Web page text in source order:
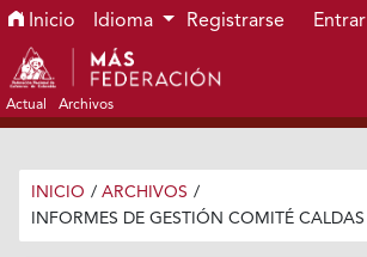
Ir al menú de navegación principal
Ir al contenido principal
Ir al pie de página del sitio
Inicio Idioma Registrarse Entrar
Actual Archivos
INICIO / ARCHIVOS /
INFORMES DE GESTIÓN COMITÉ CALDAS